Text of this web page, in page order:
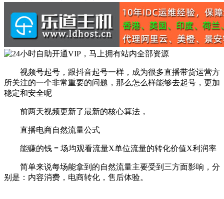
视频号起号，跟抖音起号一样，成为很多直播带货运营方
所关注的一个非常重要的问题，那么怎么样能够去起号，更加
稳定和安全呢
前两天视频更新了最新的核心算法，
直播电商自然流量公式
能赚的钱 = 场均观看流量X单位流量的转化价值X利润率
简单来说每场能拿到的自然流量主要受到三方面影响，分
别是：内容消费，电商转化，售后体验。